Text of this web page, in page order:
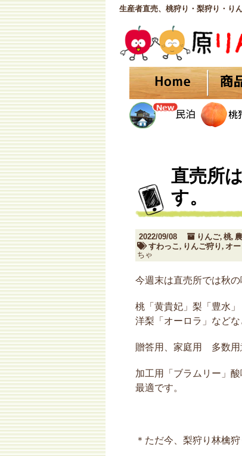
生産者直売、桃狩り・梨狩り・り
直売所
す。
2022/09/08 りんご, 桃,
すわっこ , りんご狩り, オ
ちゃ
今週末は直売所では秋の
桃「黄貴妃」梨「豊水
洋梨「オーロラ」などな
贈答用、家庭用 多数用
加工用「ブラムリー」
最適です。
＊ただ今、梨狩り林檎